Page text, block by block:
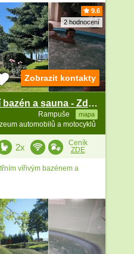
9.6
2 hodnocení
Roubenka vnitřní bazén a sauna - Zdobnice
Rampuše mapa
automobilů a motocyklů
Zobrazit kontakty
2x
Ceník
ZDE
vířivým bazénem a